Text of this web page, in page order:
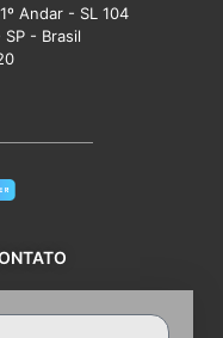
Andar - SL 104
- Brasil